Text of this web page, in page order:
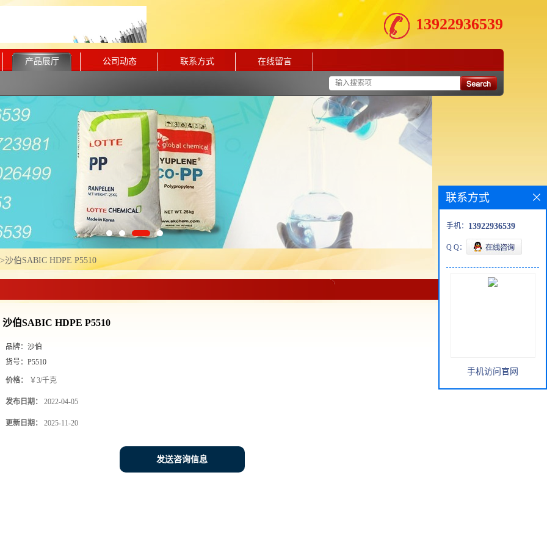
13922936539
产品展厅 公司动态 联系方式 在线留言
沙伯SABIC HDPE P5510
沙伯SABIC HDPE P5510
品牌： 沙伯
货号： P5510
价格： ￥3/千克
发布日期： 2022-04-05
更新日期： 2025-11-20
发送咨询信息
联系方式
手机： 13922936539
Q Q：
手机访问官网